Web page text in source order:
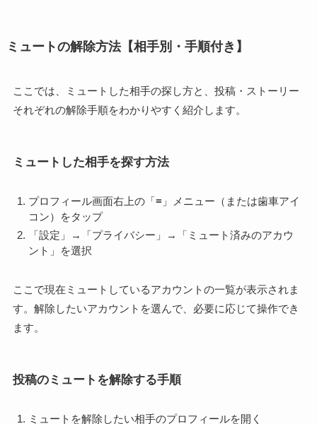
ミュートの解除方法【相手別・手順付き】
ここでは、ミュートした相手の探し方と、投稿・ストーリー
それぞれの解除手順をわかりやすく紹介します。
ミュートした相手を探す方法
プロフィール画面右上の「≡」メニュー（または歯車アイ
コン）をタップ
「設定」→「プライバシー」→「ミュート済みのアカウ
ント」を選択
ここで現在ミュートしているアカウントの一覧が表示されま
す。解除したいアカウントを選んで、必要に応じて操作でき
ます。
投稿のミュートを解除する手順
ミュートを解除したい相手のプロフィールを開く